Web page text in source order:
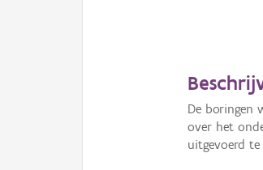
De boringen
over het
uitgevoerd